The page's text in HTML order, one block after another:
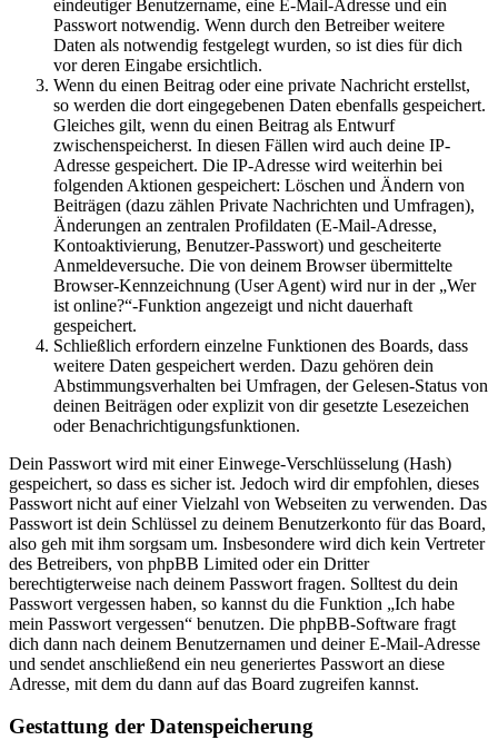
eindeutiger Benutzername, eine E-Mail-Adresse und ein
Passwort notwendig. Wenn durch den Betreiber weitere
Daten als notwendig festgelegt wurden, so ist dies für dich
vor deren Eingabe ersichtlich.
Wenn du einen Beitrag oder eine private Nachricht erstellst,
so werden die dort eingegebenen Daten ebenfalls gespeichert.
Gleiches gilt, wenn du einen Beitrag als Entwurf
zwischenspeicherst. In diesen Fällen wird auch deine IP-
Adresse gespeichert. Die IP-Adresse wird weiterhin bei
folgenden Aktionen gespeichert: Löschen und Ändern von
Beiträgen (dazu zählen Private Nachrichten und Umfragen),
Änderungen an zentralen Profildaten (E-Mail-Adresse,
Kontoaktivierung, Benutzer-Passwort) und gescheiterte
Anmeldeversuche. Die von deinem Browser übermittelte
Browser-Kennzeichnung (User Agent) wird nur in der „Wer
ist online?“-Funktion angezeigt und nicht dauerhaft
gespeichert.
Schließlich erfordern einzelne Funktionen des Boards, dass
weitere Daten gespeichert werden. Dazu gehören dein
Abstimmungsverhalten bei Umfragen, der Gelesen-Status von
deinen Beiträgen oder explizit von dir gesetzte Lesezeichen
oder Benachrichtigungsfunktionen.
Dein Passwort wird mit einer Einwege-Verschlüsselung (Hash)
gespeichert, so dass es sicher ist. Jedoch wird dir empfohlen, dieses
Passwort nicht auf einer Vielzahl von Webseiten zu verwenden. Das
Passwort ist dein Schlüssel zu deinem Benutzerkonto für das Board,
also geh mit ihm sorgsam um. Insbesondere wird dich kein Vertreter
des Betreibers, von phpBB Limited oder ein Dritter
berechtigterweise nach deinem Passwort fragen. Solltest du dein
Passwort vergessen haben, so kannst du die Funktion „Ich habe
mein Passwort vergessen“ benutzen. Die phpBB-Software fragt
dich dann nach deinem Benutzernamen und deiner E-Mail-Adresse
und sendet anschließend ein neu generiertes Passwort an diese
Adresse, mit dem du dann auf das Board zugreifen kannst.
Gestattung der Datenspeicherung